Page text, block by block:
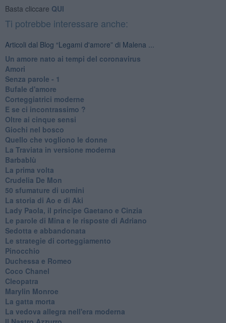
Basta cliccare QUI
Ti potrebbe interessare anche:
Articoli dal Blog “Legami d'amore” di Malena ...
Un amore nato ai tempi del coronavirus
Amori
Senza parole - 1
Bufale d'amore
Corteggiatrici moderne
E se ci incontrassimo ?
Oltre ai cinque sensi
Giochi nel bosco
Quello che vogliono le donne
La Traviata in versione moderna
Barbablù
La prima volta
Crudelia De Mon
50 sfumature di uomini
La storia di Ao e di Aki
Lady Paola, il principe Gaetano e Cinzia
Le parole di Mina e le risposte di Adriano
Sedotta e abbandonata
Le strategie di corteggiamento
Pinocchio
Duchessa e Romeo
Coco Chanel
Cleopatra
Marylin Monroe
La gatta morta
La vedova allegra nell'era moderna